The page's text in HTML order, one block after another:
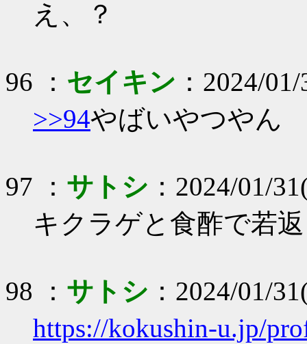
え、？
96 ： セイキン ：2024/
>>94やばいやつやん
97 ： サトシ ：2024/01/
キクラゲと食酢で若
98 ： サトシ ：2024/01/
https://kokushin-u.jp/